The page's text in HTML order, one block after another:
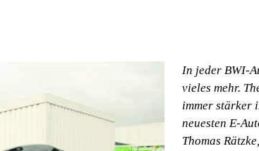
In jeder BWI-
vieles mehr.
immer stärker
neuesten E-
Thomas